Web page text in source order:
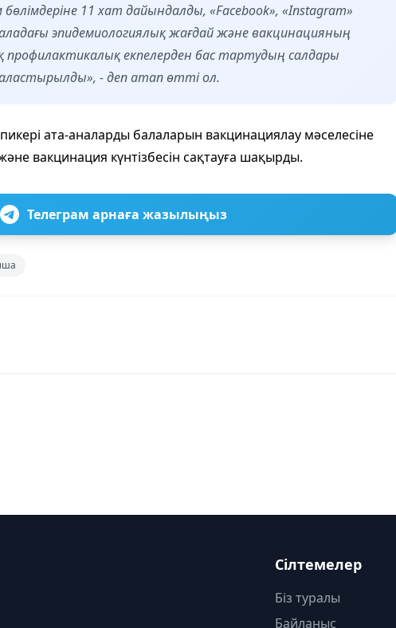
11 хат дайындалды, «Facebook», «Instagram»
эпидемиологиялық жағдай және вакцинацияның
профилактикалық екпелерден бас тартудың салдары
- деп атап өтті ол.
ата-аналарды балаларын вакцинациялау мәселесіне
вакцинация күнтізбесін сақтауға шақырды.
Телеграм арнаға жазылыңыз
Сілтемелер
Біз туралы
Байланыс